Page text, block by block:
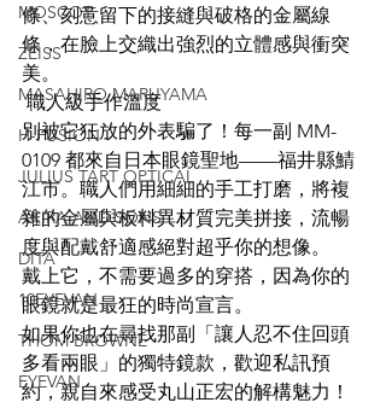
MOSCOT
ZEISS
MASAHIRO MARUYAMA
H-FUSION
JULIUS TART OPTICAL
AKIRA AND SONS
DITA
10EYEVAN
THOM BROWNE
EYEVAN
條、刻意留下的接縫與破格的金屬線
條，在臉上交織出強烈的立體感與衝突
美。
職人級手作溫度
別被它狂放的外表騙了！每一副 MM-
0109 都來自日本眼鏡聖地——福井縣鯖
江市。職人們用細細的手工打磨，將複
雜的金屬與板料異材質完美拼接，流暢
度與配戴舒適感絕對超乎你的想像。
戴上它，不需要過多的穿搭，因為你的
眼鏡就是最狂的時尚宣言。
如果你也在尋找那副「讓人忍不住回頭
多看兩眼」的獨特鏡款，歡迎私訊預
約，親自來感受丸山正宏的解構魅力！